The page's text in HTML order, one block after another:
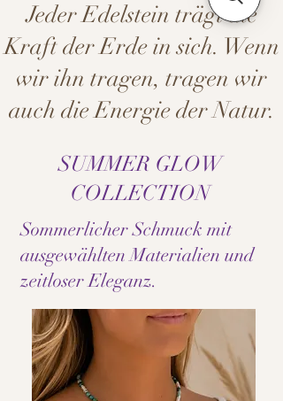
Jeder Edelstein trägt die
Kraft der Erde in sich. Wenn
wir ihn tragen, tragen wir
auch die Energie der Natur.
SUMMER GLOW
COLLECTION
Sommerlicher Schmuck mit
ausgewählten Materialien und
zeitloser Eleganz.